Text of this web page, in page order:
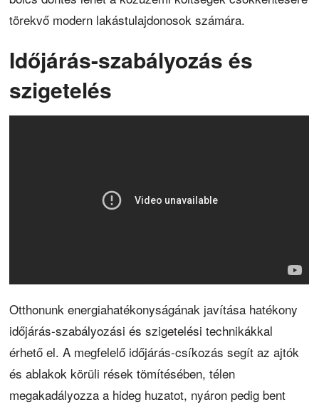
törekvő modern lakástulajdonosok számára.
Időjárás-szabályozás és
szigetelés
Otthonunk energiahatékonyságának javítása hatékony
időjárás-szabályozási és szigetelési technikákkal
érhető el. A megfelelő időjárás-csíkozás segít az ajtók
és ablakok körüli rések tömítésében, télen
megakadályozza a hideg huzatot, nyáron pedig bent